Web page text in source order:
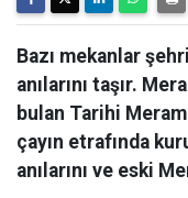
Bazı mekanlar
anılarını taşır.
bulan Tarihi
çayın etrafında
anılarını ve eski